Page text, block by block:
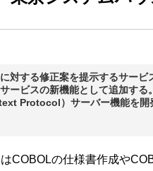
対する修正案を提示するサー
ービスの新機能として追加す
Protocol）サーバー機能を開
COBOLの仕様書作成や